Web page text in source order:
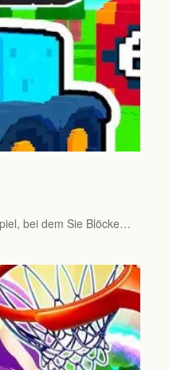
bei dem Sie Blöcke…